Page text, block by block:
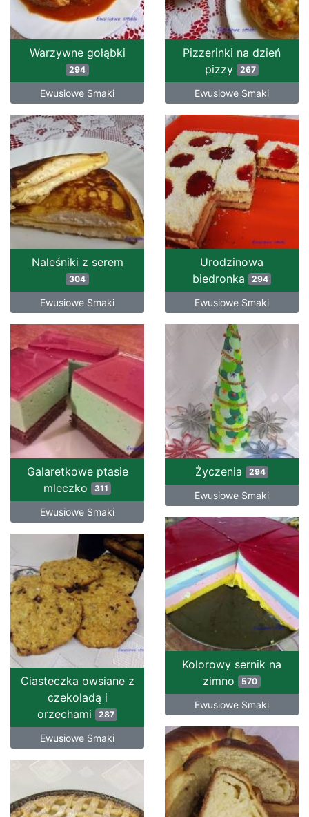
Warzywne gołąbki
294
Ewusiowe Smaki
Pizzerinki na dzień
pizzy
267
Ewusiowe Smaki
Naleśniki z serem
304
Ewusiowe Smaki
Urodzinowa
biedronka
294
Ewusiowe Smaki
Galaretkowe ptasie
mleczko
311
Ewusiowe Smaki
Życzenia 294
Ewusiowe Smaki
Kolorowy sernik na
zimno 570
Ewusiowe Smaki
Ciasteczka owsiane z
czekoladą i
orzechami
287
Ewusiowe Smaki